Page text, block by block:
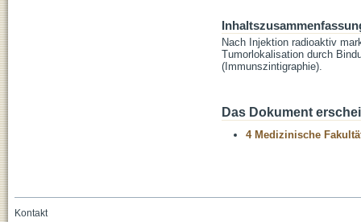
Nach Injektion radioaktiv
Tumorlokalisation durch
(Immunszintigraphie).
Das Dokument
4 Medizinische
Kontakt